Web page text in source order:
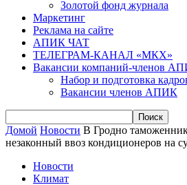
Золотой фонд журнала
Маркетинг
Реклама на сайте
АПИК ЧАТ
ТЕЛЕГРАМ-КАНАЛ «МКХ»
Вакансии компаний-членов
Набор и подготовка
Вакансии членов АПИК
Домой Новости В Гродно
незаконный ввоз кондиционеров на
Новости
Климат